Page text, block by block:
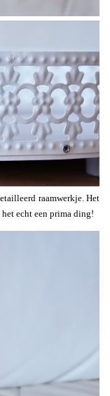
raamwerkje. Het
echt een prima ding!